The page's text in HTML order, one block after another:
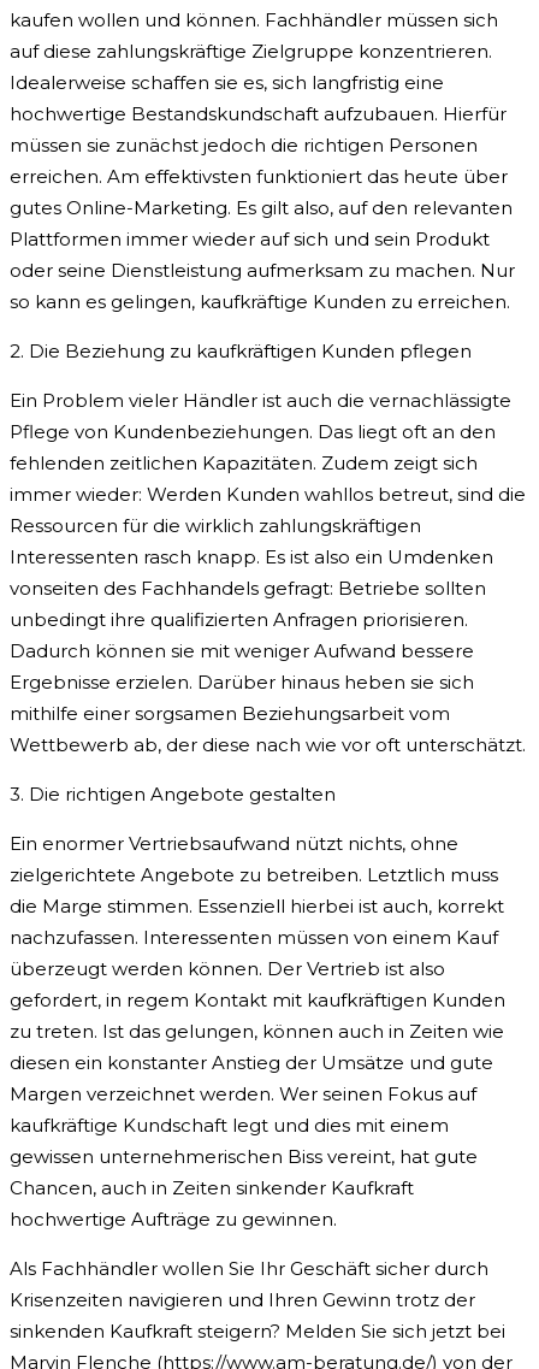
kaufen wollen und können. Fachhändler müssen sich
auf diese zahlungskräftige Zielgruppe konzentrieren.
Idealerweise schaffen sie es, sich langfristig eine
hochwertige Bestandskundschaft aufzubauen. Hierfür
müssen sie zunächst jedoch die richtigen Personen
erreichen. Am effektivsten funktioniert das heute über
gutes Online-Marketing. Es gilt also, auf den relevanten
Plattformen immer wieder auf sich und sein Produkt
oder seine Dienstleistung aufmerksam zu machen. Nur
so kann es gelingen, kaufkräftige Kunden zu erreichen.
2. Die Beziehung zu kaufkräftigen Kunden pflegen
Ein Problem vieler Händler ist auch die vernachlässigte
Pflege von Kundenbeziehungen. Das liegt oft an den
fehlenden zeitlichen Kapazitäten. Zudem zeigt sich
immer wieder: Werden Kunden wahllos betreut, sind die
Ressourcen für die wirklich zahlungskräftigen
Interessenten rasch knapp. Es ist also ein Umdenken
vonseiten des Fachhandels gefragt: Betriebe sollten
unbedingt ihre qualifizierten Anfragen priorisieren.
Dadurch können sie mit weniger Aufwand bessere
Ergebnisse erzielen. Darüber hinaus heben sie sich
mithilfe einer sorgsamen Beziehungsarbeit vom
Wettbewerb ab, der diese nach wie vor oft unterschätzt.
3. Die richtigen Angebote gestalten
Ein enormer Vertriebsaufwand nützt nichts, ohne
zielgerichtete Angebote zu betreiben. Letztlich muss
die Marge stimmen. Essenziell hierbei ist auch, korrekt
nachzufassen. Interessenten müssen von einem Kauf
überzeugt werden können. Der Vertrieb ist also
gefordert, in regem Kontakt mit kaufkräftigen Kunden
zu treten. Ist das gelungen, können auch in Zeiten wie
diesen ein konstanter Anstieg der Umsätze und gute
Margen verzeichnet werden. Wer seinen Fokus auf
kaufkräftige Kundschaft legt und dies mit einem
gewissen unternehmerischen Biss vereint, hat gute
Chancen, auch in Zeiten sinkender Kaufkraft
hochwertige Aufträge zu gewinnen.
Als Fachhändler wollen Sie Ihr Geschäft sicher durch
Krisenzeiten navigieren und Ihren Gewinn trotz der
sinkenden Kaufkraft steigern? Melden Sie sich jetzt bei
Marvin Flenche (https://www.am-beratung.de/) von der